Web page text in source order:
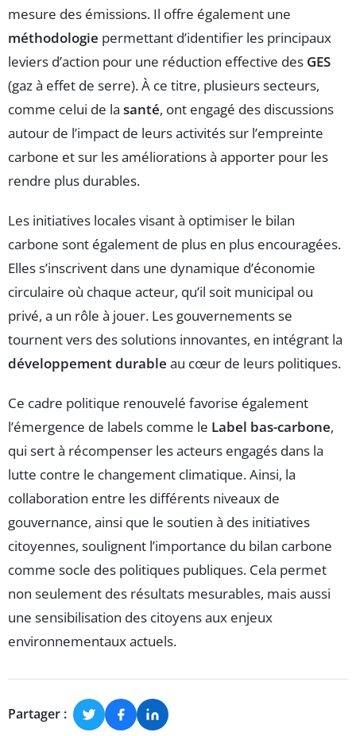
mesure des émissions. Il offre également une
méthodologie permettant d’identifier les principaux
leviers d’action pour une réduction effective des GES
(gaz à effet de serre). À ce titre, plusieurs secteurs,
comme celui de la santé, ont engagé des discussions
autour de l’impact de leurs activités sur l’empreinte
carbone et sur les améliorations à apporter pour les
rendre plus durables.
Les initiatives locales visant à optimiser le bilan
carbone sont également de plus en plus encouragées.
Elles s’inscrivent dans une dynamique d’économie
circulaire où chaque acteur, qu’il soit municipal ou
privé, a un rôle à jouer. Les gouvernements se
tournent vers des solutions innovantes, en intégrant la
développement durable au cœur de leurs politiques.
Ce cadre politique renouvelé favorise également
l’émergence de labels comme le Label bas-carbone,
qui sert à récompenser les acteurs engagés dans la
lutte contre le changement climatique. Ainsi, la
collaboration entre les différents niveaux de
gouvernance, ainsi que le soutien à des initiatives
citoyennes, soulignent l’importance du bilan carbone
comme socle des politiques publiques. Cela permet
non seulement des résultats mesurables, mais aussi
une sensibilisation des citoyens aux enjeux
environnementaux actuels.
Partager :